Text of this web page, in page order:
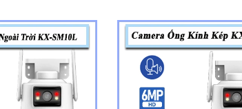
kết hợp cảm biến lớn tối
ảnh ban đêm